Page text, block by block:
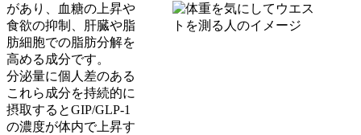
があり、血糖の上昇や
食欲の抑制、肝臓や脂
肪細胞での脂肪分解を
高める成分です。
分泌量に個人差のある
これら成分を持続的に
摂取するとGIP/GLP-1
の濃度が体内で上昇す